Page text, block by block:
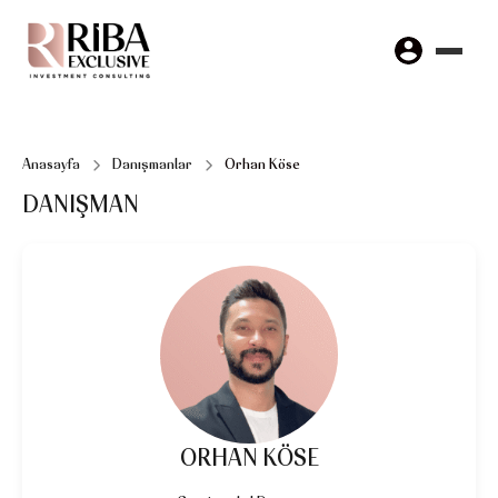
Anasayfa Danışmanlar Orhan Köse
DANIŞMAN
ORHAN KÖSE